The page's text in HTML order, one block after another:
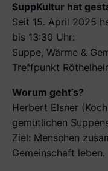
SuppKultur hat
Seit 15. April 2025
bis 13:30 Uhr:
Suppe, Wärme &
Treffpunkt
Worum geht’s?
Herbert Elsner
gemütlichen
Ziel: Menschen
Gemeinschaft leben.